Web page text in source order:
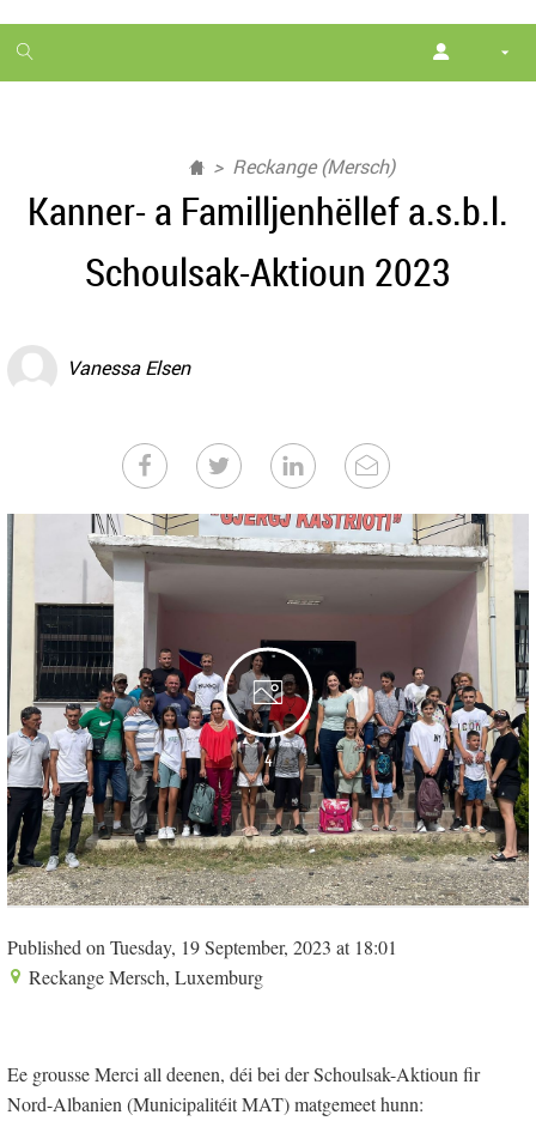
1
month
Reckange (Mersch)
Kanner- a Familljenhëllef a.s.b.l.
Schoulsak-Aktioun 2023
Vanessa Elsen
4
Published on Tuesday, 19 September, 2023 at 18:01
Reckange Mersch, Luxemburg
Ee grousse Merci all deenen, déi bei der Schoulsak-Aktioun fir
Nord-Albanien (Municipalitéit MAT) matgemeet hunn: